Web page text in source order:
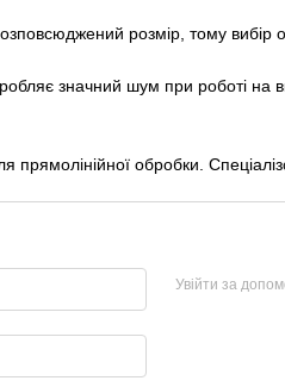
розмір, тому вибір
значний шум при роботі на
обробки.
Увійти за